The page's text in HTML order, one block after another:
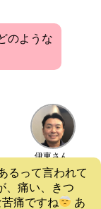
のような
伊東さん
るって言われて
、痛い、きつ
痛ですね
あ